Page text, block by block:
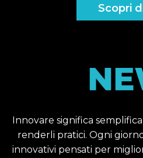
Scopri
Innovare significa
renderli pratici. Ogni
innovativi pensati per